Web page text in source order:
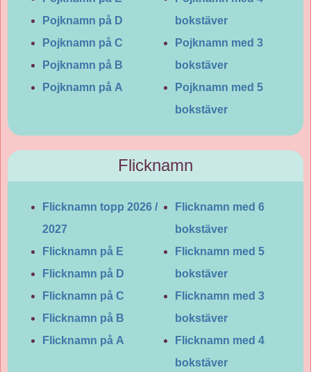
Pojknamn på D
Pojknamn på C
Pojknamn på B
Pojknamn på A
bokstäver
Pojknamn med 3
bokstäver
Pojknamn med 5
bokstäver
Flicknamn
Flicknamn topp 2026 /
2027
Flicknamn på E
Flicknamn på D
Flicknamn på C
Flicknamn på B
Flicknamn på A
Flicknamn med 6
bokstäver
Flicknamn med 5
bokstäver
Flicknamn med 3
bokstäver
Flicknamn med 4
bokstäver